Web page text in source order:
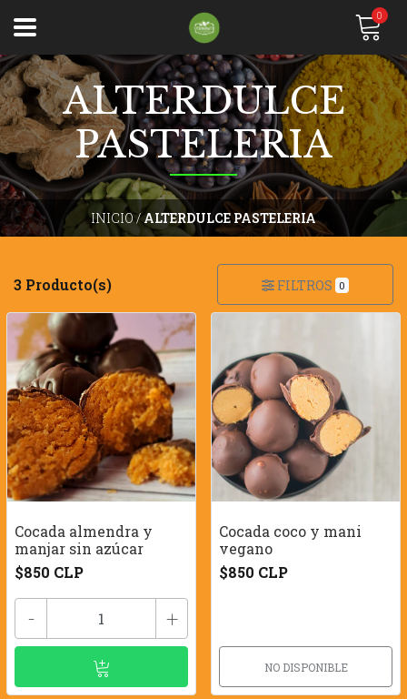
0
INICIO/ALTERDULCE PASTELERIA
ALTERDULCE
PASTELERIA
3 Producto(s) FILTROS 0
Cocada almendra y
manjar sin azúcar
$850 CLP
- +
Cocada coco y mani
vegano
$850 CLP
NO DISPONIBLE